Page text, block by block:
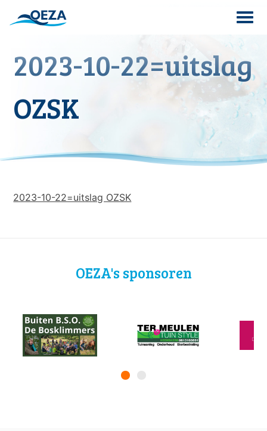
Search
for:
2023-10-22=uitslag
OZSK
2023-10-22=uitslag OZSK
OEZA's sponsoren